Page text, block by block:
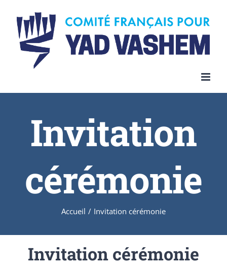
Invitation
cérémonie
Accueil / Invitation cérémonie
Invitation cérémonie